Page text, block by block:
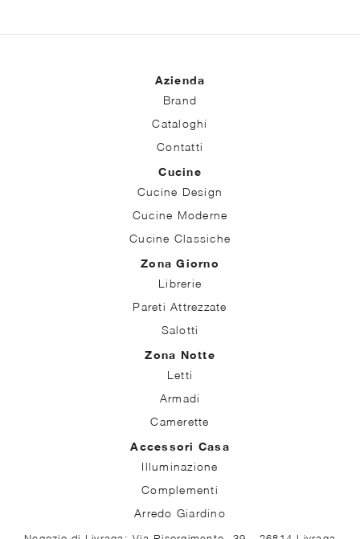
Azienda
Brand
Cataloghi
Contatti
Cucine
Cucine Design
Cucine Moderne
Cucine Classiche
Zona Giorno
Librerie
Pareti Attrezzate
Salotti
Zona Notte
Letti
Armadi
Camerette
Accessori Casa
Illuminazione
Complementi
Arredo Giardino